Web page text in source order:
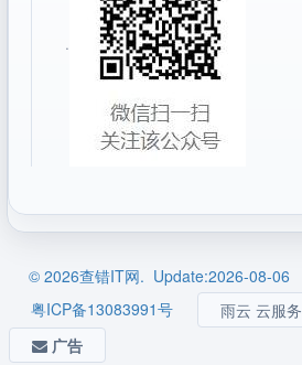
·
© 2026查错IT网. Update:2026-08-06
粤ICP备13083991号
雨云 云服务
广告